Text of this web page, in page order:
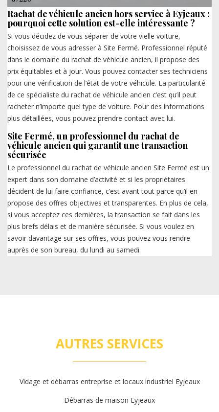
Rachat de véhicule ancien hors service à Eyjeaux :
pourquoi cette solution est-elle intéressante ?
Si vous décidez de vous séparer de votre vielle voiture,
choisissez de vous adresser à Site Fermé. Professionnel réputé
dans le domaine du rachat de véhicule ancien, il propose des
prix équitables et à jour. Vous pouvez contacter ses techniciens
pour une vérification de l’état de votre véhicule. La particularité
de ce spécialiste du rachat de véhicule ancien c’est qu’il peut
racheter n’importe quel type de voiture. Pour des informations
plus détaillées, vous pouvez prendre contact avec lui.
Site Fermé, un professionnel du rachat de
véhicule ancien qui garantit une transaction
sécurisée
Le professionnel du rachat de véhicule ancien Site Fermé est un
expert dans son domaine d’activité et si les propriétaires
décident de lui faire confiance, c’est avant tout parce qu’il en
propose des offres objectives et transparentes. En plus de cela,
si vous acceptez ces dernières, la transaction se fait dans les
plus brefs délais et de manière sécurisée. Si vous voulez en
savoir davantage sur ses offres, vous pouvez vous rendre
auprès de son bureau, du lundi au samedi.
AUTRES SERVICES
Vidage et débarras entreprise et locaux industriel Eyjeaux
Débarras de maison Eyjeaux